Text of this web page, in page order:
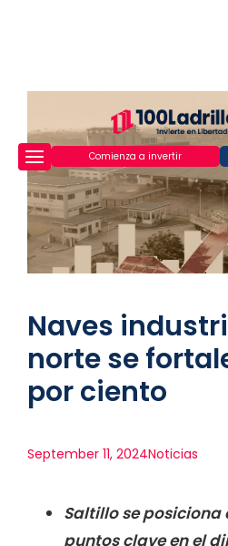
Comienza a invertir
Naves
norte se
por ciento
September 11, 2024Noticias
Saltillo se posiciona
puntos clave en el